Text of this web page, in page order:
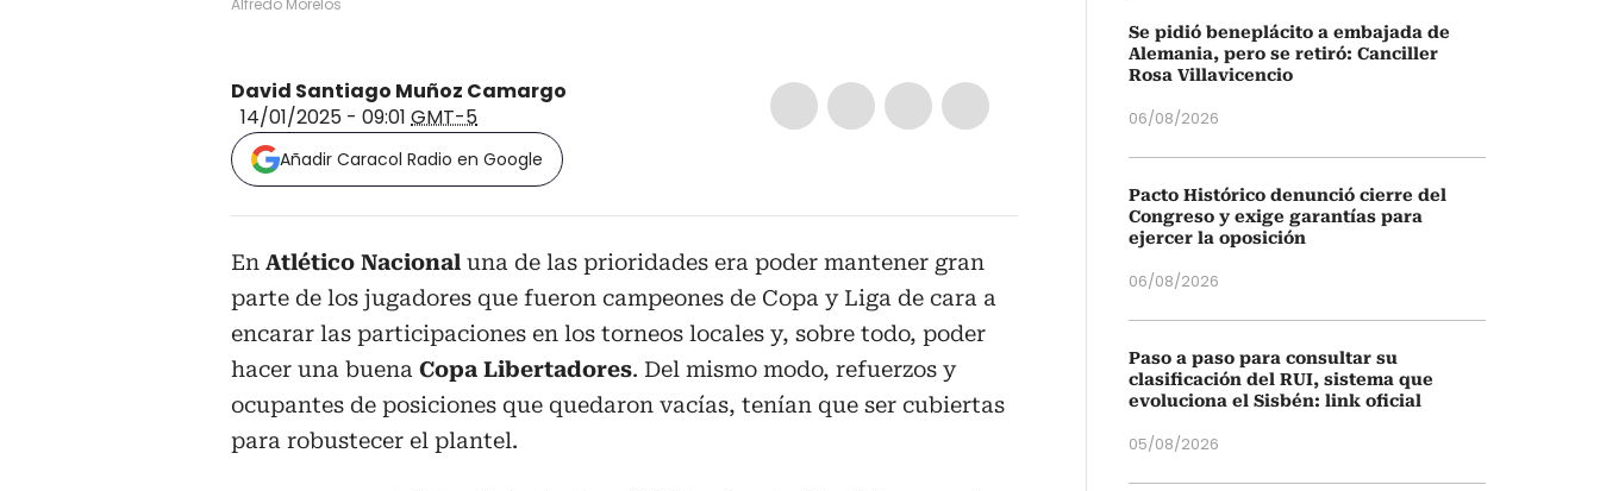
Alfredo Morelos
David Santiago Muñoz Camargo
14/01/2025 - 09:01 GMT-5
Añadir Caracol Radio en Google
En Atlético Nacional una de las prioridades era poder mantener gran
parte de los jugadores que fueron campeones de Copa y Liga de cara a
encarar las participaciones en los torneos locales y, sobre todo, poder
hacer una buena Copa Libertadores. Del mismo modo, refuerzos y
ocupantes de posiciones que quedaron vacías, tenían que ser cubiertas
para robustecer el plantel.
Se pidió beneplácito a embajada de
Alemania, pero se retiró: Canciller
Rosa Villavicencio
06/08/2026
Pacto Histórico denunció cierre del
Congreso y exige garantías para
ejercer la oposición
06/08/2026
Paso a paso para consultar su
clasificación del RUI, sistema que
evoluciona el Sisbén: link oficial
05/08/2026